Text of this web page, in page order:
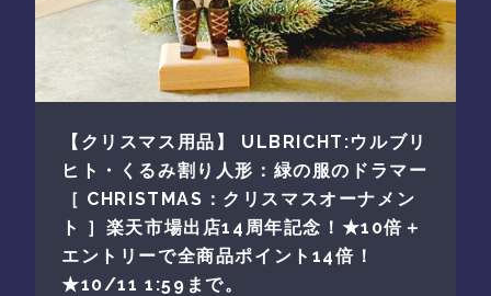
【クリスマス用品】 ULBRICHT:ウルブリ
ヒト・くるみ割り人形：緑の服のドラマー
［ CHRISTMAS：クリスマスオーナメン
ト ］楽天市場出店14周年記念！★10倍＋
エントリーで全商品ポイント14倍！
★10/11 1:59まで。